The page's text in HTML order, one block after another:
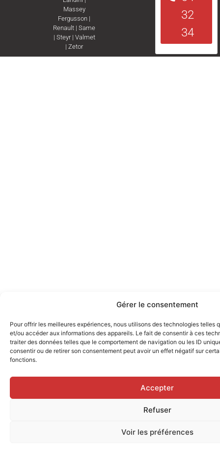
Gérer le consentement
Pour offrir les meilleures expériences, nous utilisons des technologies telles
et/ou accéder aux informations des appareils. Le fait de consentir à ces
traiter des données telles que le comportement de navigation ou les ID
consentir ou de retirer son consentement peut avoir un effet négatif sur
fonctions.
Accepter
Refuser
Voir les préférences
Massey
Fergusson |
Renault |Same
| Steyr| Valmet
|Zetor
32
34